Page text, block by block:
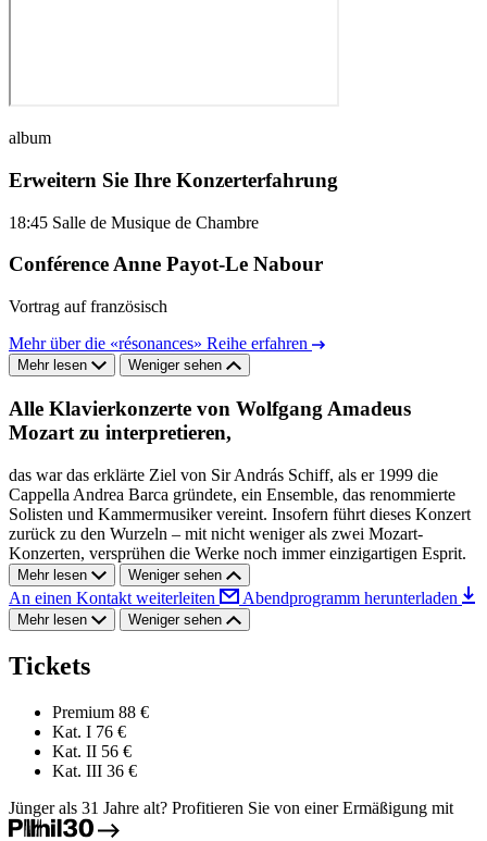
album
Erweitern Sie Ihre Konzerterfahrung
18:45 Salle de Musique de Chambre
Conférence Anne Payot-Le Nabour
Vortrag auf französisch
Mehr über die «résonances» Reihe erfahren
Mehr lesen Weniger sehen
Alle Klavierkonzerte von Wolfgang Amadeus
Mozart zu interpretieren,
das war das erklärte Ziel von Sir András Schiff, als er 1999 die
Cappella Andrea Barca gründete, ein Ensemble, das renommierte
Solisten und Kammermusiker vereint. Insofern führt dieses Konzert
zurück zu den Wurzeln – mit nicht weniger als zwei Mozart-
Konzerten, versprühen die Werke noch immer einzigartigen Esprit.
Mehr lesen Weniger sehen
An einen Kontakt weiterleiten Abendprogramm herunterladen
Mehr lesen Weniger sehen
Tickets
Premium 88 €
Kat. I 76 €
Kat. II 56 €
Kat. III 36 €
Jünger als 31 Jahre alt? Profitieren Sie von einer Ermäßigung mit